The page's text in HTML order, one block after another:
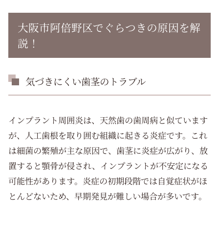
大阪市阿倍野区でぐらつきの原因を解
説！
気づきにくい歯茎のトラブル
インプラント周囲炎は、天然歯の歯周病と似ています
が、人工歯根を取り囲む組織に起きる炎症です。これ
は細菌の繁殖が主な原因で、歯茎に炎症が広がり、放
置すると顎骨が侵され、インプラントが不安定になる
可能性があります。炎症の初期段階では自覚症状がほ
とんどないため、早期発見が難しい場合が多いです。